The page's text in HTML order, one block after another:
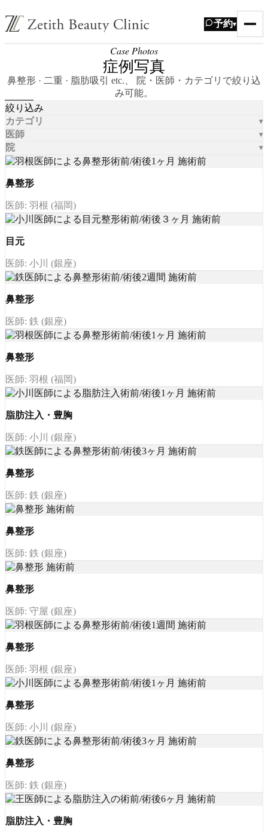
予約▾
Case Photos
症例写真
鼻整形 · 二重 · 脂肪吸引 etc.、 院・医師・カテゴリで絞り込
み可能。
絞り込み
カテゴリ
医師
院
鼻整形
医師: 羽根 (福岡)
目元
医師: 小川 (銀座)
鼻整形
医師: 鉄 (銀座)
鼻整形
医師: 羽根 (福岡)
脂肪注入・豊胸
医師: 小川 (銀座)
鼻整形
医師: 鉄 (銀座)
鼻整形
医師: 鉄 (銀座)
鼻整形
医師: 守屋 (銀座)
鼻整形
医師: 羽根 (銀座)
鼻整形
医師: 小川 (銀座)
鼻整形
医師: 鉄 (銀座)
脂肪注入・豊胸